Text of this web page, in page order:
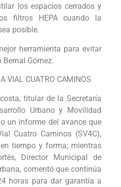
los espacios cerrados y
filtros HEPA cuando la
posible.
herramienta para evitar
Bernal Gómez.
VIAL CUATRO CAMINOS
titular de la Secretaría
Urbano y Movilidad
un informe del avance que
Cuatro Caminos (SV4C),
tiempo y forma; mientras
Director Municipal de
comentó que continúa
horas para dar garantía a